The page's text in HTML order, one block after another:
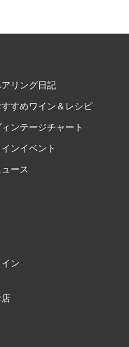
リング日記
すすめワイン＆レシピ
ィンテージチャート
インイベント
ュース
イン
店